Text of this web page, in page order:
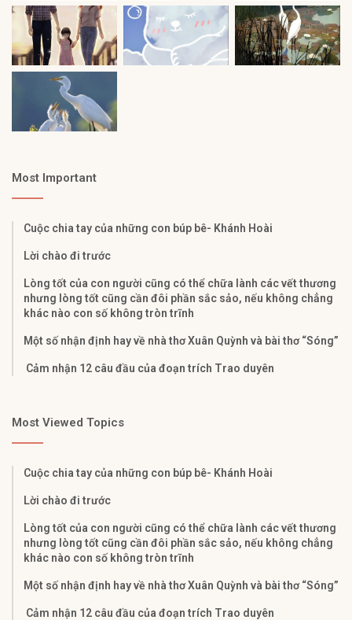
Most Important
Cuộc chia tay của những con búp bê- Khánh Hoài
Lời chào đi trước
Lòng tốt của con người cũng có thể chữa lành các vết thương
nhưng lòng tốt cũng cần đôi phần sắc sảo, nếu không chẳng
khác nào con số không tròn trĩnh
Một số nhận định hay về nhà thơ Xuân Quỳnh và bài thơ “Sóng”
Cảm nhận 12 câu đầu của đoạn trích Trao duyên
Most Viewed Topics
Cuộc chia tay của những con búp bê- Khánh Hoài
Lời chào đi trước
Lòng tốt của con người cũng có thể chữa lành các vết thương
nhưng lòng tốt cũng cần đôi phần sắc sảo, nếu không chẳng
khác nào con số không tròn trĩnh
Một số nhận định hay về nhà thơ Xuân Quỳnh và bài thơ “Sóng”
Cảm nhận 12 câu đầu của đoạn trích Trao duyên